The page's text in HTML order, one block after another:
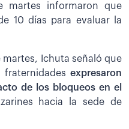
martes informaron que
10 días para evaluar la
martes, Ichuta señaló que
fraternidades expresaron
de los bloqueos en el
hacia la sede de